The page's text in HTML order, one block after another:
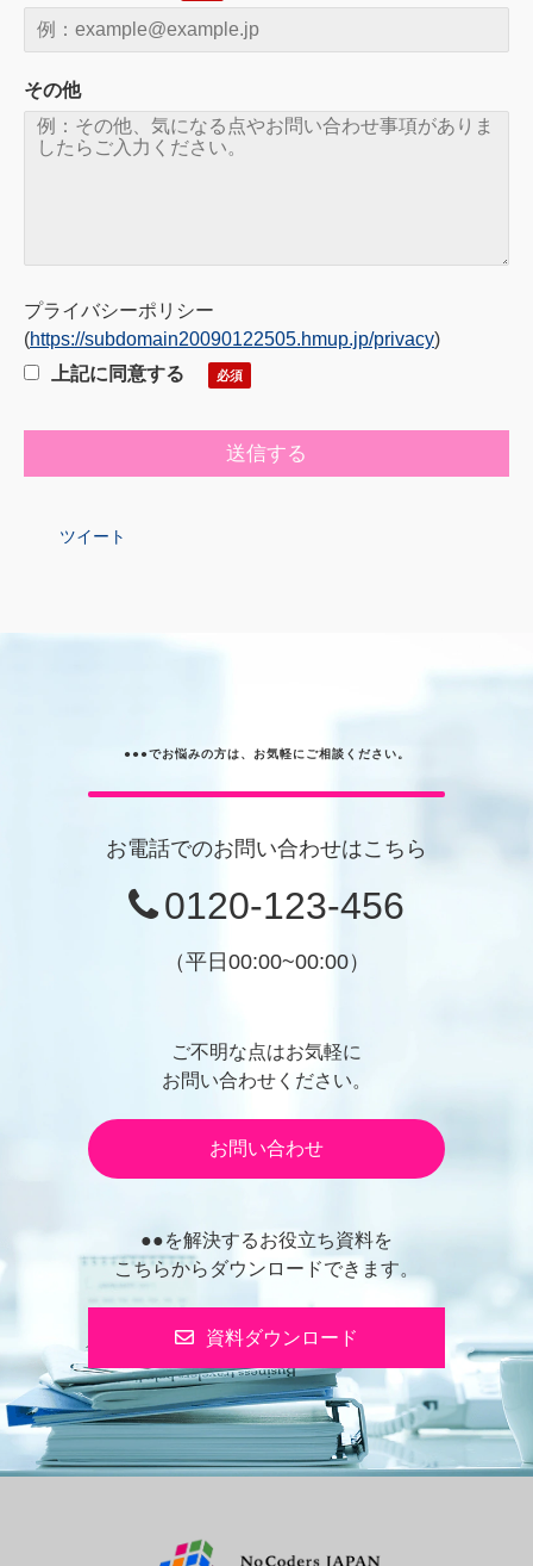
その他
プライバシーポリシー
(https://subdomain20090122505.hmup.jp/privacy)
上記に同意する
ツイート
●●●でお悩みの方は、お気軽にご相談ください。
お電話でのお問い合わせはこちら
0120-123-456
（平日00:00~00:00）
ご不明な点はお気軽に
お問い合わせください。
お問い合わせ
●●を解決するお役立ち資料を
こちらからダウンロードできます。
資料ダウンロード